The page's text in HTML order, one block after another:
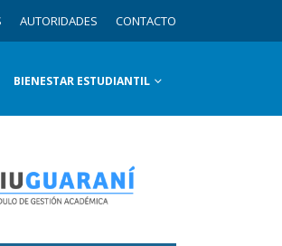
AUTORIDADES CONTACTO
BIENESTAR ESTUDIANTIL